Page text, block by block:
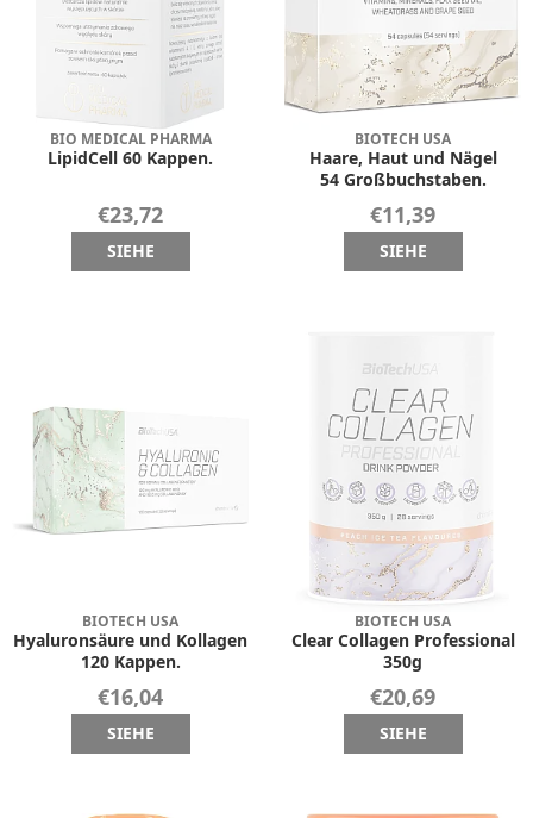
BIO MEDICAL PHARMA
LipidCell 60 Kappen.
€23,72
SIEHE
BIOTECH USA
Haare, Haut und Nägel
54 Großbuchstaben.
€11,39
SIEHE
BIOTECH USA
Hyaluronsäure und Kollagen
120 Kappen.
€16,04
SIEHE
BIOTECH USA
Clear Collagen Professional
350g
€20,69
SIEHE